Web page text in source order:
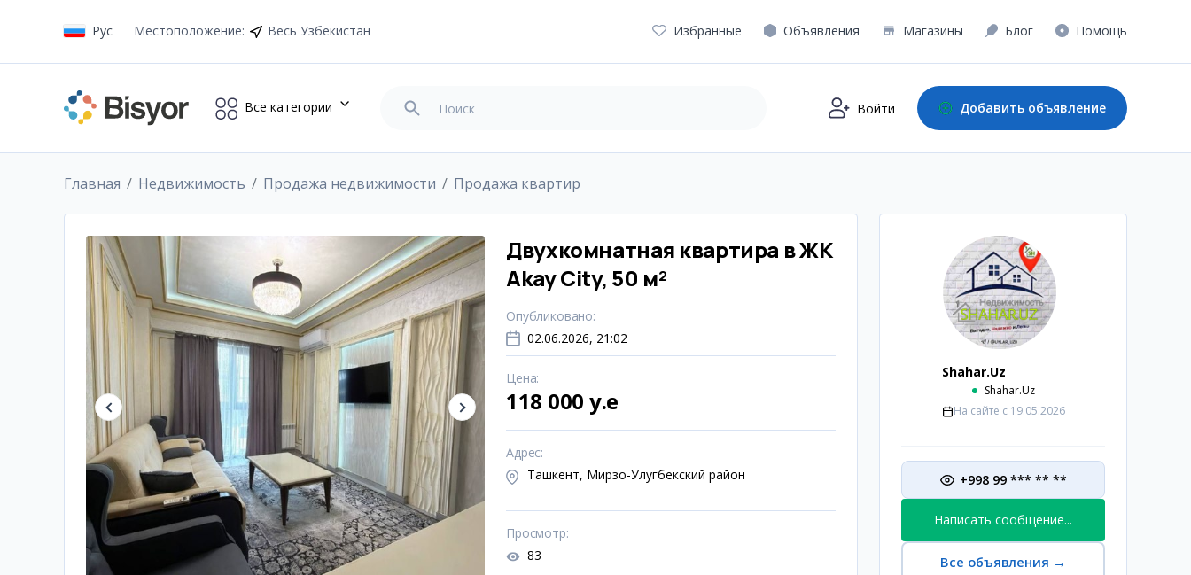
Рус Местоположение: Весь Узбекистан Избранные Объявления Магазины Блог Помощь
Все категории Войти Добавить объявление
Главная Недвижимость Продажа недвижимости Продажа квартир
Двухкомнатная квартира в ЖК
Akay City, 50 м²
Опубликовано:
02.06.2026, 21:02
Цена:
118 000 y.e
Адрес:
Ташкент, Мирзо-Улугбекский район
Просмотр:
83
Shahar.Uz
Shahar.Uz
На сайте с 19.05.2026
+998 99 *** ** **
Написать сообщение...
Все объявления →